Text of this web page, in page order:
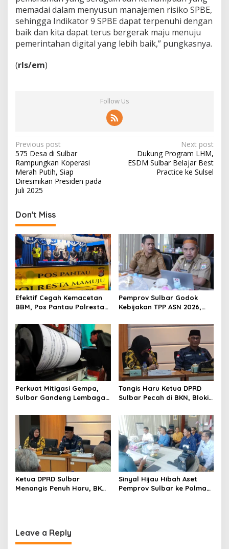
memadai dalam menyusun manajemen risiko SPBE,
sehingga Indikator 9 SPBE dapat terpenuhi dengan
baik dan kita dapat terus bergerak maju menuju
pemerintahan digital yang lebih baik,” pungkasnya.
(rls/em)
Follow Us
P
o
s
t
a
v
g
a
t
i
n
Previous post
575 Desa di Sulbar
Rampungkan Koperasi
Merah Putih, Siap
Diresmikan Presiden pada
Juli 2025
Next post
Dukung Program LHM,
ESDM Sulbar Belajar Best
Practice ke Sulsel
Don't Miss
Efektif Cegah Kemacetan
BBM, Pos Pantau Polresta
SPBU Kali Mamuju
Pemprov Sulbar Godok
Kebijakan TPP ASN 2026,
Kemampuan Fiskal
Perkuat Mitigasi Gempa,
Sulbar Gandeng Lembaga
Seismometer Canggih di
Kantor Gubernur
Tangis Haru Ketua DPRD
Sulbar Pecah di BKN, Blokir
Resmi Dicabut
Ketua DPRD Sulbar
Menangis Penuh Haru, BKN
Sinyal Hijau Hibah Aset
Pemprov Sulbar ke Polman,
Leave a Reply